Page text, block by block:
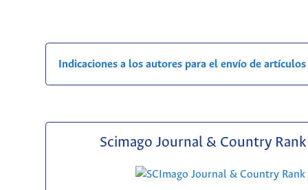
Indicaciones a los autores para el envío de artículos
Scimago Journal & Country Rank